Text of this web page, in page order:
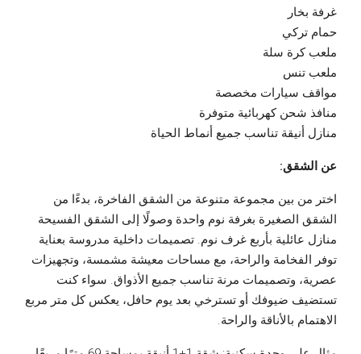
غرفة بخار
حمام تركي
ملعب كرة سلة
ملعب تنس
مواقف سيارات مخصصة
منافذ شحن كهربائية متوفرة
منازل أنيقة تناسب جميع أنماط الحياة
عن الشقق:
اختر من بين مجموعة متنوعة من الشقق الفاخرة، بدءًا من
الشقق الصغيرة بغرفة نوم واحدة وصولًا إلى الشقق الفسيحة
منازل عائلية بأربع غرف نوم. تصميمات داخلية مدروسة بعناية
توفر الفخامة والراحة، مع مساحات معيشة مشمسة، وتجهيزات
عصرية، وتصميمات مرنة تناسب جميع الأذواق. سواء كنت
تستضيف ضيوفك أو تسترخي بعد يوم حافل، يعكس كل متر مربع
الاهتمام بالأناقة والراحة.